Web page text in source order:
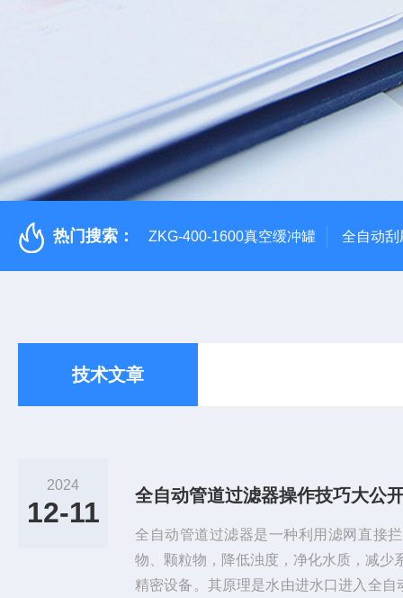
热门搜索： ZKG-400-1600真空缓冲罐 全自动刮
技术文章
2024
12-11
全自动管道过滤器操作技巧大公
全自动管道过滤器是一种利用滤网直接
物、颗粒物，降低浊度，净化水质，减少
精密设备。其原理是水由进水口进入全